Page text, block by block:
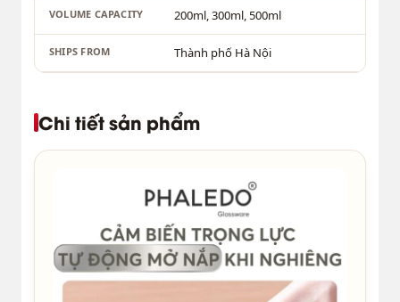
VOLUME CAPACITY 200ml, 300ml, 500ml
SHIPS FROM Thành phố Hà Nội
Chi tiết sản phẩm